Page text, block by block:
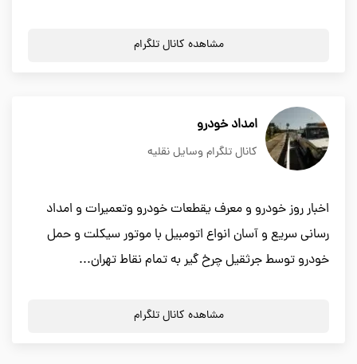
مشاهده کانال تلگرام
امداد خودرو
کانال تلگرام وسایل نقلیه
اخبار روز خودرو و معرف یقطعات خودرو وتعمیرات و امداد
رسانی سریع و آسان انواع اتومبیل با موتور سیکلت و حمل
خودرو توسط جرثقیل چرخ گیر به تمام نقاط تهران...
مشاهده کانال تلگرام